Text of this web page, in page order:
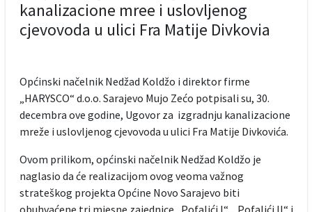
kanalizacione mree i uslovljenog
cjevovoda u ulici Fra Matije Divkovia
Općinski načelnik Nedžad Koldžo i direktor firme
„HARYSCO“ d.o.o. Sarajevo Mujo Zećo potpisali su, 30.
decembra ove godine, Ugovor za izgradnju kanalizacione
mreže i uslovljenog cjevovoda u ulici Fra Matije Divkovića.
Ovom prilikom, općinski načelnik Nedžad Koldžo je
naglasio da će realizacijom ovog veoma važnog
strateškog projekta Općine Novo Sarajevo biti